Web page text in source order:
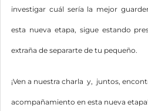
investigar cuál sería la mejor
esta nueva etapa, sigue estando
extraña de separarte de tu pequeño.
¡Ven a nuestra charla y, juntos,
acompañamiento en esta nueva etapa!